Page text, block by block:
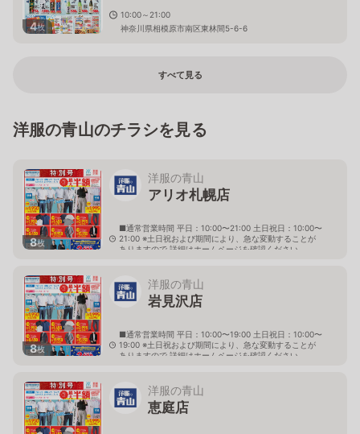
4枚
10:00～21:00
神奈川県相模原市南区東林間5-6-6
すべて見る
洋服の青山のチラシを見る
8枚
洋服の青山
アリオ札幌店
■通常営業時間 平日：10:00〜21:00 土日祝日：10:00〜
21:00 ※土日祝および期間により、急な変動することが
ありますので 詳細はホームページを確認ください
8枚
洋服の青山
岩見沢店
■通常営業時間 平日：10:00〜19:00 土日祝日：10:00〜
19:00 ※土日祝および期間により、急な変動することが
ありますので 詳細はホームページを確認ください
洋服の青山
恵庭店